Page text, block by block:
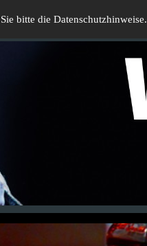
bitte die Datenschutzhinweise.
Theater-Show's Termine